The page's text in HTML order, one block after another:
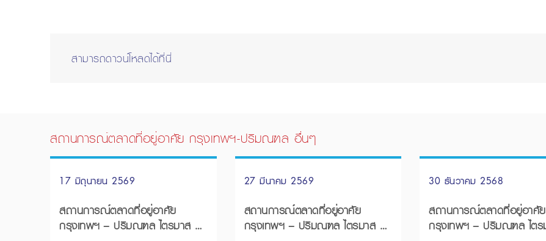
สามารถดาวน์โหลดได้ที่นี่
สถานการณ์ตลาดที่อยู่อาศัย กรุงเทพฯ-ปริมณฑล อื่นๆ
17 มิถุนายน 2569
สถานการณ์ตลาดที่อยู่อาศัย
กรุงเทพฯ – ปริมณฑล ไตรมาส 1
27 มีนาคม 2569
สถานการณ์ตลาดที่อยู่อาศัย
กรุงเทพฯ – ปริมณฑล ไตรมาส 4
30 ธันวาคม 2568
สถานการณ์ตลาดที่อยู่อาศัย
กรุงเทพฯ – ปริมณฑล ไตรมาส 3